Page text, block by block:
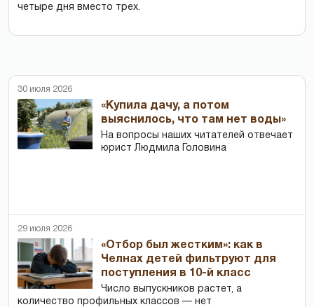
четыре дня вместо трех.
30 июля 2026
«Купила дачу, а потом
выяснилось, что там нет воды»
На вопросы наших читателей отвечает
юрист Людмила Головина
29 июля 2026
«Отбор был жестким»: как в
Челнах детей фильтруют для
поступления в 10-й класс
Число выпускников растет, а
количество профильных классов — нет